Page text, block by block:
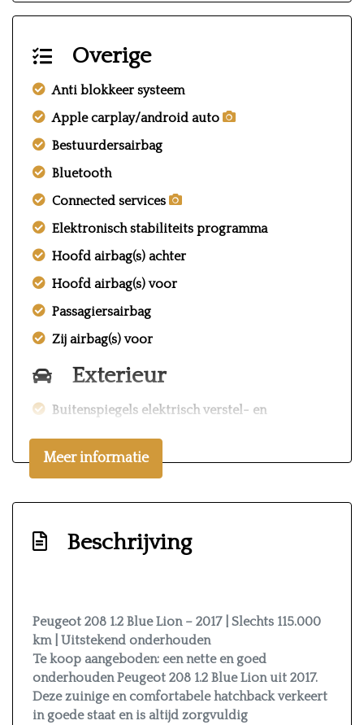
Overige
Anti blokkeer systeem
Apple carplay/android auto
Bestuurdersairbag
Bluetooth
Connected services
Elektronisch stabiliteits programma
Hoofd airbag(s) achter
Hoofd airbag(s) voor
Passagiersairbag
Zij airbag(s) voor
Exterieur
Buitenspiegels elektrisch verstel- en
Buitenspiegels in carrosseriekleur
Led dagrijverlichting
Interieur
Achterbank in delen neerklapbaar
Airco
Armsteun voor
Meer informatie
Beschrijving
Peugeot 208 1.2 Blue Lion – 2017 | Slechts 115.000
km | Uitstekend onderhouden
Te koop aangeboden: een nette en goed
onderhouden Peugeot 208 1.2 Blue Lion uit 2017.
Deze zuinige en comfortabele hatchback verkeert
in goede staat en is altijd zorgvuldig